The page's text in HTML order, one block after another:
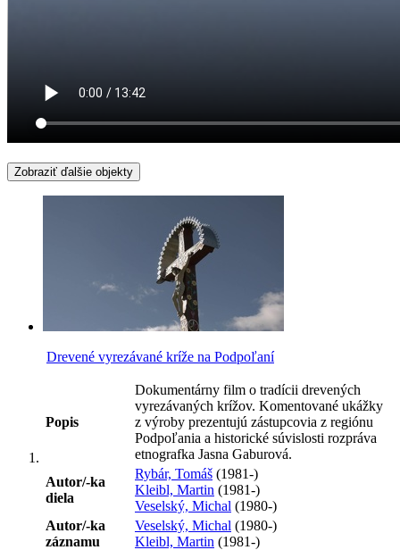
Zobraziť ďalšie objekty
Drevené vyrezávané kríže na Podpoľaní
Popis
Dokumentárny film o tradícii drevených
vyrezávaných krížov. Komentované ukážky
z výroby prezentujú zástupcovia z regiónu
Podpoľania a historické súvislosti rozpráva
etnografka Jasna Gaburová.
Autor/-ka
diela
Rybár, Tomáš (1981-)
Kleibl, Martin (1981-)
Veselský, Michal (1980-)
Autor/-ka
záznamu
Veselský, Michal (1980-)
Kleibl, Martin (1981-)